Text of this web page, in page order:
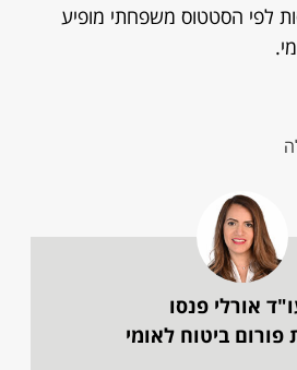
לפי הסטטוס משפחתי מופיע
אורלי פנסו
ביטוח לאומי